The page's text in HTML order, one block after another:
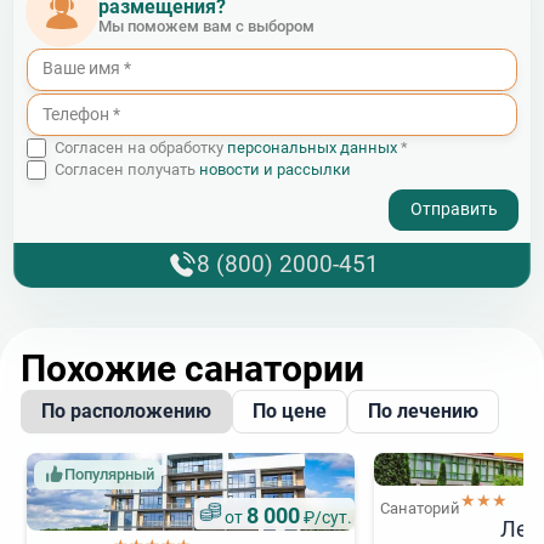
размещения?
Мы поможем вам с выбором
Согласен на обработку персональных данных *
Согласен получать новости и рассылки
8 (800) 2000-451
Похожие санатории
По расположению По цене По лечению
Популярный
от8 000₽/сут. Санаторий★★★